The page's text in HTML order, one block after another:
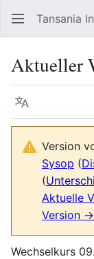
Tansania
Aktueller
Sprache
Version
Sysop (
(
Aktuelle
Version →
Wechselkurs